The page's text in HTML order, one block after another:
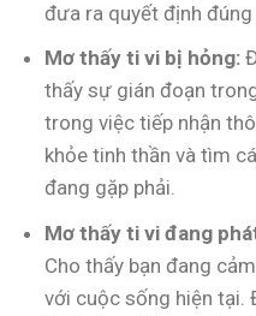
đưa ra quyết định đúng
Mơ thấy ti vi bị hỏng:
thấy sự gián đoạn
trong việc tiếp nhận
khỏe tinh thần và tìm
đang gặp phải.
Mơ thấy ti vi đang
Cho thấy bạn đang
với cuộc sống hiện tại.